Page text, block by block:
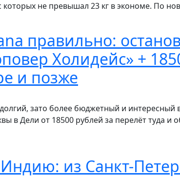
которых не превышал 23 кг в экономе. По
правильно:
Холидейс» +
и позже
зато более бюджетный и
в Дели от 18500 рублей за перелёт туда
из Санкт-